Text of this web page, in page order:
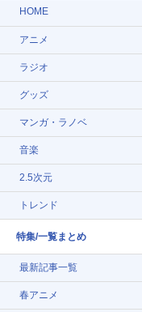
HOME
アニメ
ラジオ
グッズ
マンガ・ラノベ
音楽
2.5次元
トレンド
特集/一覧まとめ
最新記事一覧
春アニメ